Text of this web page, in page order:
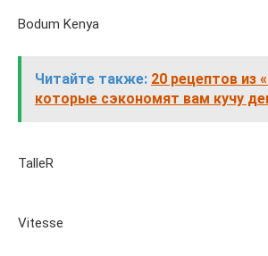
Bodum Kenya
Читайте также: 20 рецептов из
которые сэкономят вам кучу
TalleR
Vitesse